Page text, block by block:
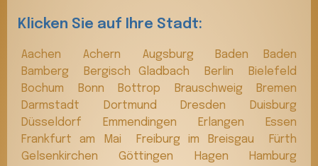
Klicken Sie auf Ihre Stadt:
Aachen Achern Augsburg
Baden Baden
Bamberg
Bergisch Gladbach Berlin
Bielefeld
Bochum
Bonn Bottrop Brauschweig
Bremen
Darmstadt
Dortmund Dresden
Duisburg
Düsseldorf
Emmendingen Erlangen
Essen
Frankfurt am Mai
Freiburg im Breisgau
Fürth
Gelsenkirchen
Göttingen Hagen
Hamburg